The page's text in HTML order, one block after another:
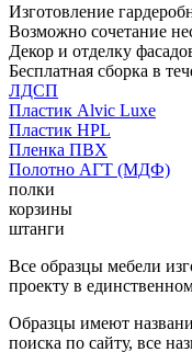
Изготовление
Возможно сочетание
Декор и отделку
Бесплатная сборка в
ЛДСП
Пластик Alvic Luxe
Пластик HPL
Пленка ПВХ
Полотно АГТ (МДФ)
полки
корзины
штанги
Все образцы мебели
проекту в
Образцы имеют
поиска по сайту, все